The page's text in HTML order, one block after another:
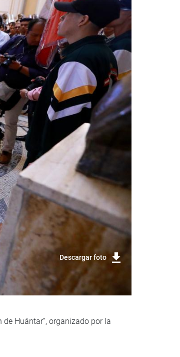
Descargar foto
Huántar”, organizado por la